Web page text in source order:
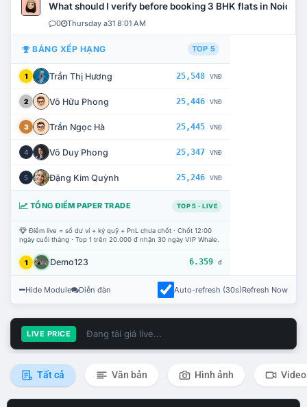
What should I verify before booking 3 BHK flats in Noida?
0 Thursday a31 8:01 AM
BẢNG XẾP HẠNG TOP 5
1 Trần Thị Hương 25,548 VNĐ
2 Võ Hữu Phong 25,446 VNĐ
3 Trần Ngọc Hà 25,445 VNĐ
4 Võ Duy Phong 25,347 VNĐ
5 Đặng Kim Quỳnh 25,246 VNĐ
TỔNG ĐIỂM PAPER TRADE TOP 5 · LIVE
Điểm live = số dư ví + ký quỹ + PnL chưa chốt · Chốt 12:00
ngày cuối tháng · Top 1 trên 20.000 đ nhận 30 ngày VIP Whale.
1 Demo123 6.359 đ
Hide Module Diễn đàn Auto-refresh (30s)Refresh Now
LIVE PRICE Đang tải giá live...
Tất cả Văn bản Hình ảnh Video